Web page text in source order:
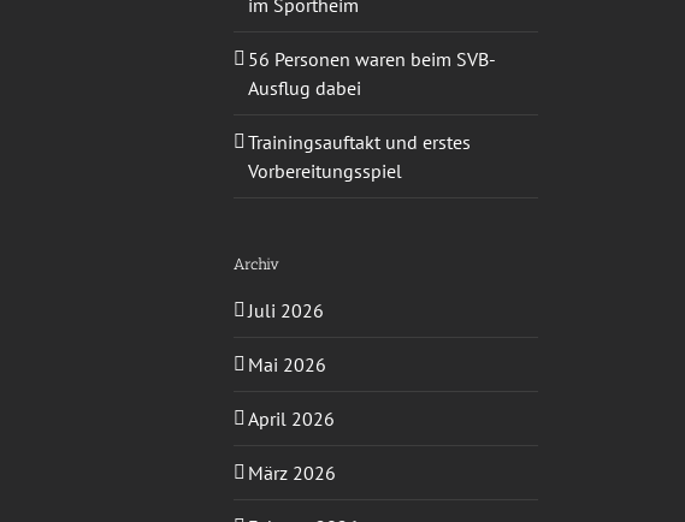
56 Personen waren beim SVB-
Ausflug dabei
Trainingsauftakt und erstes
Vorbereitungsspiel
Archiv
Juli 2026
Mai 2026
April 2026
März 2026